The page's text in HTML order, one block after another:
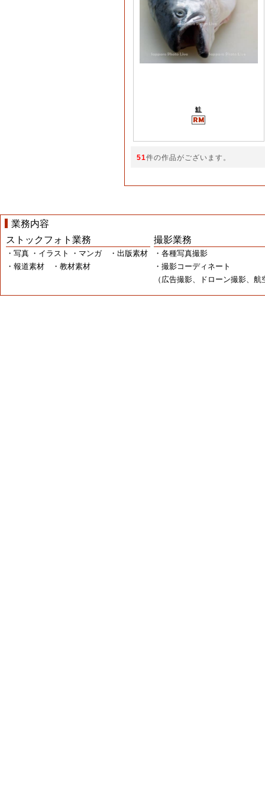
鮭
51件の作品がございます。
業務内容
ストックフォト業務
・写真 ・イラスト ・マンガ ・出版素材
・報道素材 ・教材素材
撮影業務
・各種写真撮影
・撮影コーディネート
（広告撮影、ドローン撮影、航